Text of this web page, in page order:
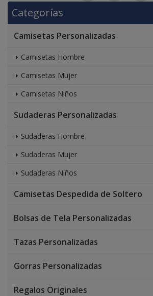
Categorías
Camisetas Personalizadas
Camisetas Hombre
Camisetas Mujer
Camisetas Niños
Sudaderas Personalizadas
Sudaderas Hombre
Sudaderas Mujer
Sudaderas Niños
Camisetas Despedida de Soltero
Bolsas de Tela Personalizadas
Tazas Personalizadas
Gorras Personalizadas
Regalos Originales